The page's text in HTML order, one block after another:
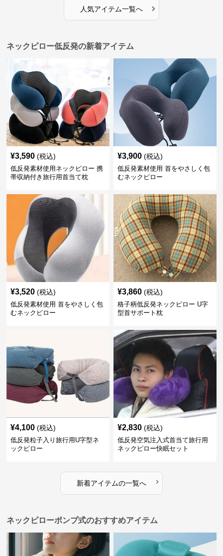
人気アイテム一覧へ ›
ネックピロー低反発の新着アイテム
¥3,590 (税込)
低反発素材使用ネックピロー 携
帯収納付き旅行用首当て枕
¥3,900 (税込)
低反発素材使用 首をやさしく包
むネックピロー
¥3,520 (税込)
低反発素材使用 首をやさしく包
むネックピロー
¥3,860 (税込)
格子柄低反発ネックピロー U字
型首サポート枕
¥4,100 (税込)
低反発粒子入り旅行用U字型ネ
ックピロー
¥2,830 (税込)
低反発空気注入式首当て旅行用
ネックピロー快眠セット
新着アイテムの一覧へ ›
ネックピローポンプ式のおすすめアイテム